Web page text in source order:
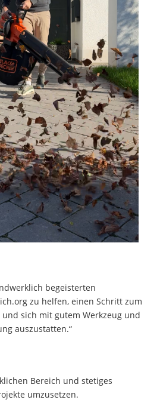
begeisterten
zu helfen, einen Schritt zum
sich mit gutem Werkzeug und
auszustatten.“
Bereich und stetiges
umzusetzen.